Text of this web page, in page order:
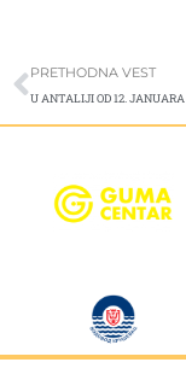
Prev
PRETHODNA VEST
U ANTALIJI OD 12. JANUARA